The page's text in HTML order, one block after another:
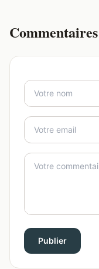
Commentaires
Publier